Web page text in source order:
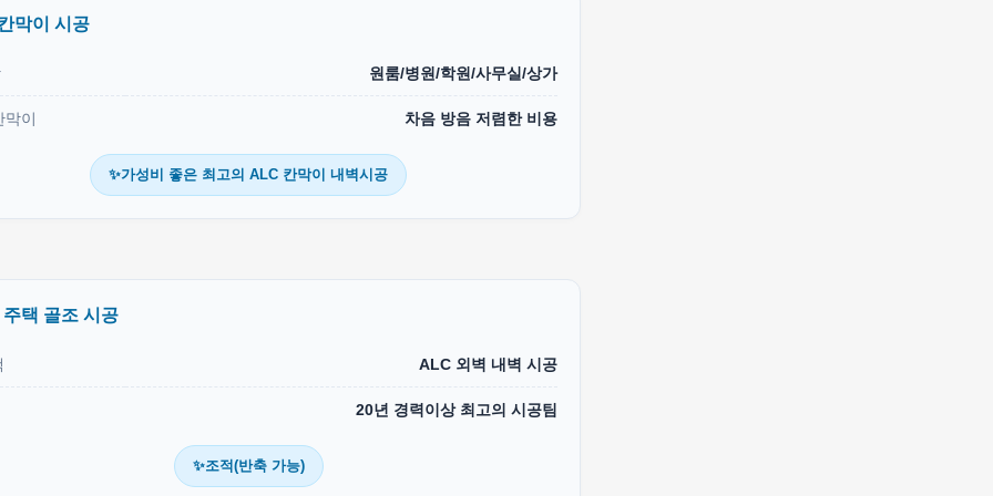
막이 시공
원룸/병원/학원/사무실/상가
막이 차음 방음 저렴한 비용
✨가성비 좋은 최고의 ALC 칸막이 내벽시공
택 골조 시공
ALC 외벽 내벽 시공
20년 경력이상 최고의 시공팀
✨조적(반축 가능)